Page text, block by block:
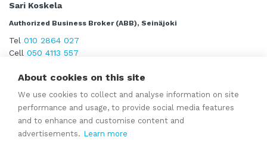
Sari Koskela
Authorized Business Broker (ABB), Seinäjoki
Tel 010 2864 027
Cell 050 4113 557
About cookies on this site
We use cookies to collect and analyse information on site
performance and usage, to provide social media features
and to enhance and customise content and
advertisements. Learn more